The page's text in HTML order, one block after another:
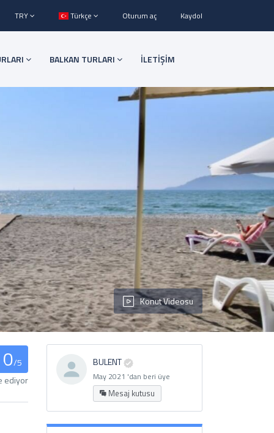
TRY Türkçe Oturum aç Kaydol
BALKAN TURLARI İLETİŞİM
Konut Videosu
0/5
ediyor
BULENT
May 2021 'dan beri üye
Mesaj kutusu